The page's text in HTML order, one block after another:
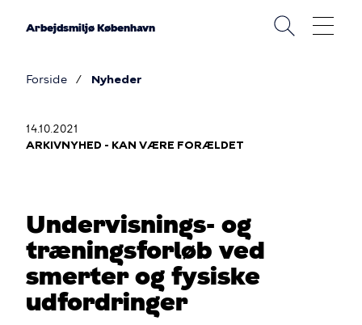
Arbejdsmiljø København
Forside Nyheder
14.10.2021
ARKIVNYHED - KAN VÆRE FORÆLDET
Undervisnings- og
træningsforløb ved
smerter og fysiske
udfordringer